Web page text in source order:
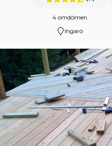
4 omdömen
Ingarö